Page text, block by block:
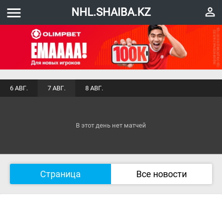
menu NHL.SHAIBA.KZ perm_identity
6 АВГ. 7 АВГ. 8 АВГ.
В этот день нет матчей
Страница Все новости